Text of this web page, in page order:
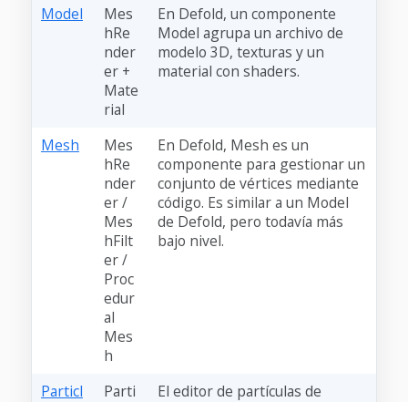
Model
Mes
hRe
nder
er +
Mate
rial
En Defold, un componente
Model agrupa un archivo de
modelo 3D, texturas y un
material con shaders.
Mesh
Mes
hRe
nder
er /
Mes
hFilt
er /
Proc
edur
al
Mes
h
En Defold, Mesh es un
componente para gestionar un
conjunto de vértices mediante
código. Es similar a un Model
de Defold, pero todavía más
bajo nivel.
Particl
Parti
El editor de partículas de